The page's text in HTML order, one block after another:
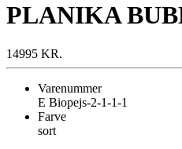
PLANIKA
14995 KR.
Varenummer
E Biopejs-2-1-1-1
Farve
sort